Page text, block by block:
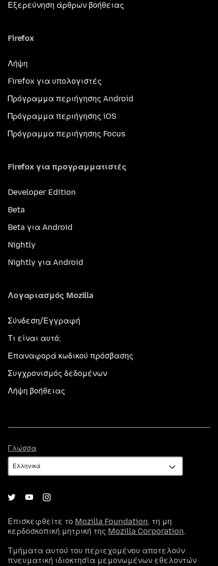
Εξερεύνηση άρθρων βοήθειας
Firefox
Λήψη
Firefox για υπολογιστές
Πρόγραμμα περιήγησης Android
Πρόγραμμα περιήγησης iOS
Πρόγραμμα περιήγησης Focus
Firefox για προγραμματιστές
Developer Edition
Beta
Beta για Android
Nightly
Nightly για Android
Λογαριασμός Mozilla
Σύνδεση/Εγγραφή
Τι είναι αυτό;
Επαναφορά κωδικού πρόσβασης
Συγχρονισμός δεδομένων
Λήψη βοήθειας
Γλώσσα
Επισκεφθείτε το Mozilla Foundation, τη μη
κερδοσκοπική μητρική της Mozilla Corporation.
Τμήματα αυτού του περιεχομένου αποτελούν
πνευματική ιδιοκτησία μεμονωμένων εθελοντών